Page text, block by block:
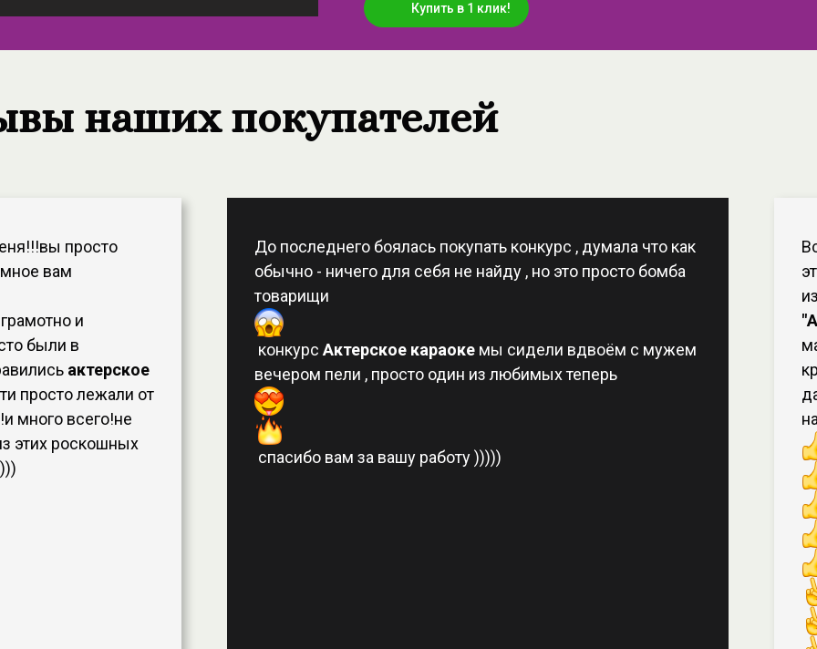
Купить в 1 клик!
наших покупателей
просто
вам
и
были в
актерское
просто лежали от
много всего!не
этих роскошных
До последнего боялась покупать конкурс , думала что как
обычно - ничего для себя не найду , но это просто бомба
товарищи
конкурс Актерское караоке мы сидели вдвоём с мужем
вечером пели , просто один из любимых теперь
спасибо вам за вашу работу )))))